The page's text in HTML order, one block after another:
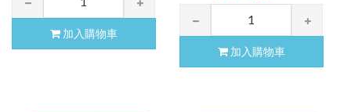
加入購物車
加入購物車